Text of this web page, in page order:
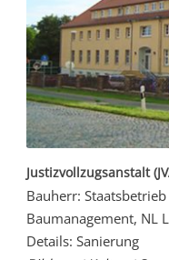
Justizvollzugsanstalt
Bauherr:
Baumanagement, NL
Details: Sanierung